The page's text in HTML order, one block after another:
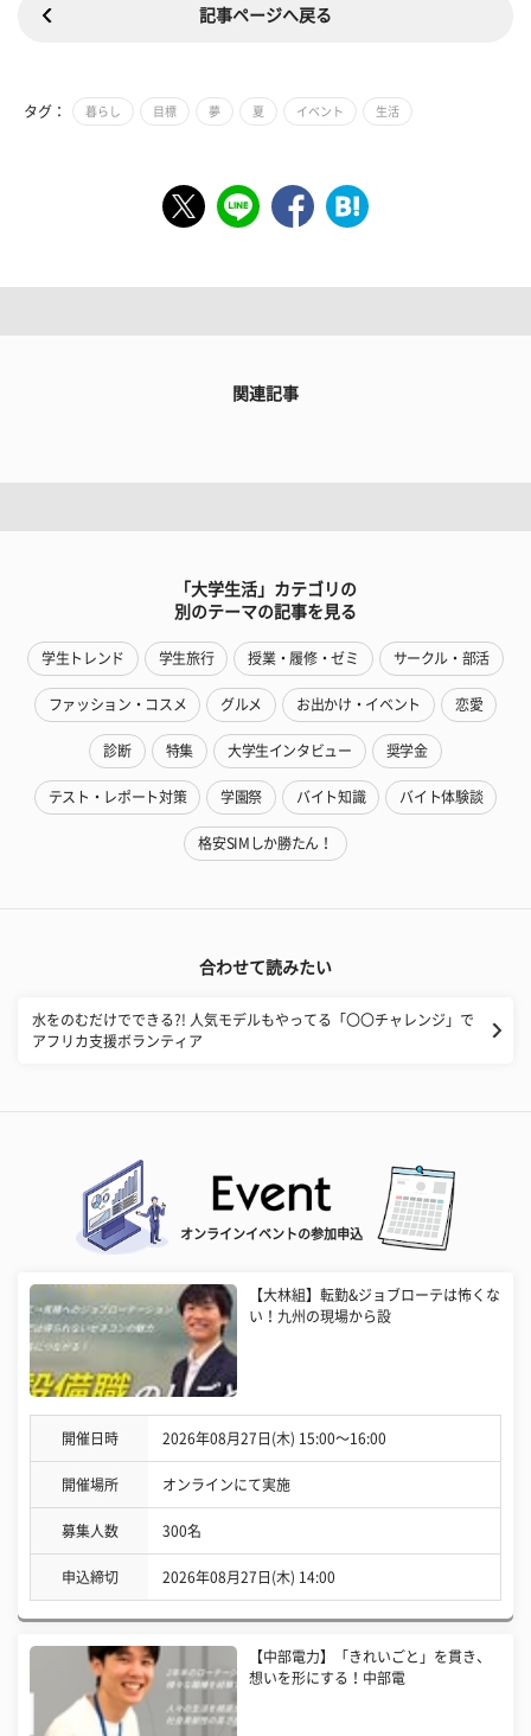
記事ページへ戻る
タグ： 暮らし 目標 夢 夏 イベント 生活
関連記事
「大学生活」カテゴリの
別のテーマの記事を見る
学生トレンド 学生旅行 授業・履修・ゼミ サークル・部活
ファッション・コスメ グルメ お出かけ・イベント 恋愛
診断 特集 大学生インタビュー 奨学金
テスト・レポート対策 学園祭 バイト知識 バイト体験談
格安SIMしか勝たん！
合わせて読みたい
水をのむだけでできる?! 人気モデルもやってる「〇〇チャレンジ」で
アフリカ支援ボランティア
オンラインイベントの参加申込
【大林組】転勤&ジョブローテは怖くな
い！九州の現場から設
開催日時 2026年08月27日(木) 15:00〜16:00
開催場所 オンラインにて実施
募集人数 300名
申込締切 2026年08月27日(木) 14:00
【中部電力】「きれいごと」を貫き、
想いを形にする！中部電